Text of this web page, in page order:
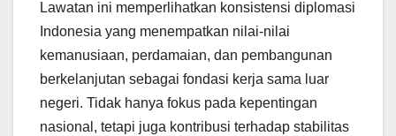
Lawatan ini memperlihatkan konsistensi diplomasi
Indonesia yang menempatkan nilai-nilai
kemanusiaan, perdamaian, dan pembangunan
berkelanjutan sebagai fondasi kerja sama luar
negeri. Tidak hanya fokus pada kepentingan
nasional, tetapi juga kontribusi terhadap stabilitas